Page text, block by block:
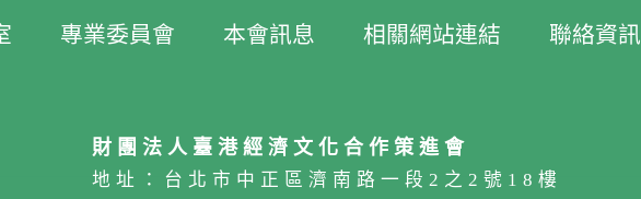
專業委員會 本會訊息 相關網站連結 聯絡資訊
財團法人臺港經濟文化合作策進會
地址：台北市中正區濟南路一段2之2號18樓